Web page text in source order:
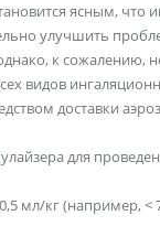
ясным,
улучшить
к сожалению,
видов
доставки
для
мл/кг (например, <